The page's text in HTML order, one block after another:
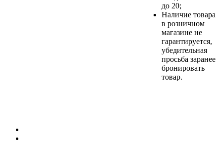
до 20;
Наличие товара
в розничном
магазине не
гарантируется,
убедительная
просьба заранее
бронировать
товар.